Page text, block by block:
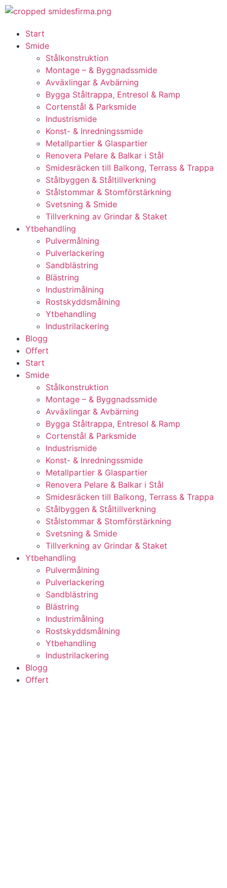
Start
Smide
Stålkonstruktion
Montage – & Byggnadssmide
Avväxlingar & Avbärning
Bygga Ståltrappa, Entresol & Ramp
Cortenstål & Parksmide
Industrismide
Konst- & Inredningssmide
Metallpartier & Glaspartier
Renovera Pelare & Balkar i Stål
Smidesräcken till Balkong, Terrass & Trappa
Stålbyggen & Ståltillverkning
Stålstommar & Stomförstärkning
Svetsning & Smide
Tillverkning av Grindar & Staket
Ytbehandling
Pulvermålning
Pulverlackering
Sandblästring
Blästring
Industrimålning
Rostskyddsmålning
Ytbehandling
Industrilackering
Blogg
Offert
Start
Smide
Stålkonstruktion
Montage – & Byggnadssmide
Avväxlingar & Avbärning
Bygga Ståltrappa, Entresol & Ramp
Cortenstål & Parksmide
Industrismide
Konst- & Inredningssmide
Metallpartier & Glaspartier
Renovera Pelare & Balkar i Stål
Smidesräcken till Balkong, Terrass & Trappa
Stålbyggen & Ståltillverkning
Stålstommar & Stomförstärkning
Svetsning & Smide
Tillverkning av Grindar & Staket
Ytbehandling
Pulvermålning
Pulverlackering
Sandblästring
Blästring
Industrimålning
Rostskyddsmålning
Ytbehandling
Industrilackering
Blogg
Offert